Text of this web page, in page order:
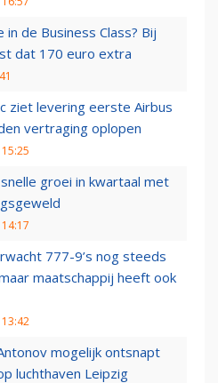
in de Business Class? Bij
dat 170 euro extra
ziet levering eerste Airbus
vertraging oplopen
groei in kwartaal met
777-9’s nog steeds
maatschappij heeft ook
mogelijk ontsnapt
luchthaven Leipzig